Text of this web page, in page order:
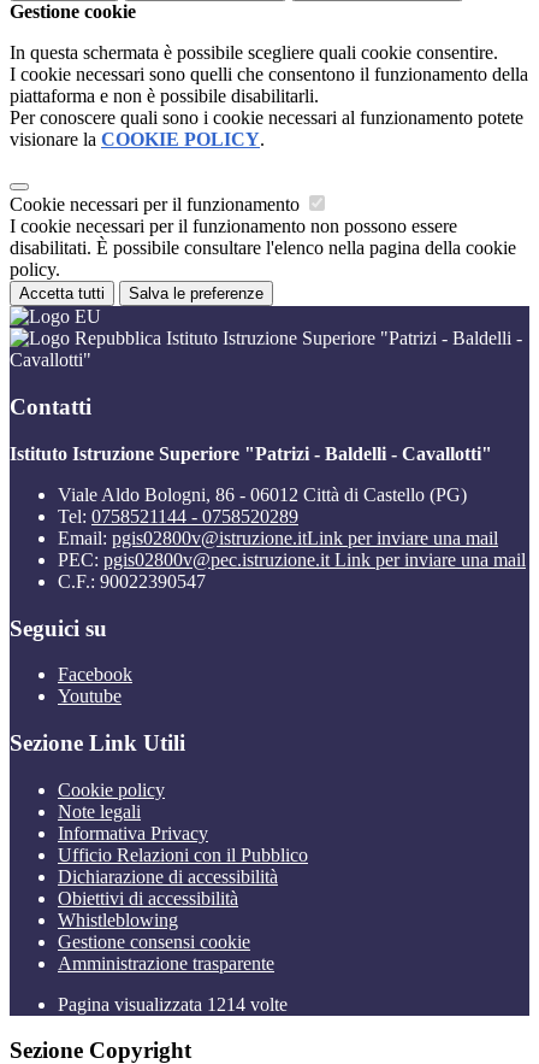
Gestione cookie
In questa schermata è possibile scegliere quali cookie consentire.
I cookie necessari sono quelli che consentono il funzionamento della
piattaforma e non è possibile disabilitarli.
Per conoscere quali sono i cookie necessari al funzionamento potete
visionare la COOKIE POLICY.
Cookie necessari per il funzionamento
I cookie necessari per il funzionamento non possono essere
disabilitati. È possibile consultare l'elenco nella pagina della cookie
policy.
Accetta tutti Salva le preferenze
Istituto Istruzione Superiore "Patrizi - Baldelli -
Cavallotti"
Contatti
Istituto Istruzione Superiore "Patrizi - Baldelli - Cavallotti"
Viale Aldo Bologni, 86 - 06012 Città di Castello (PG)
Tel: 0758521144 - 0758520289
Email: pgis02800v@istruzione.itLink per inviare una mail
PEC: pgis02800v@pec.istruzione.it Link per inviare una mail
C.F.: 90022390547
Seguici su
Facebook
Youtube
Sezione Link Utili
Cookie policy
Note legali
Informativa Privacy
Ufficio Relazioni con il Pubblico
Dichiarazione di accessibilità
Obiettivi di accessibilità
Whistleblowing
Gestione consensi cookie
Amministrazione trasparente
Pagina visualizzata 1214 volte
Sezione Copyright